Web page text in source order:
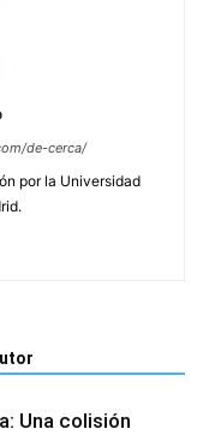
de-cerca/
por la Universidad
Una colisión